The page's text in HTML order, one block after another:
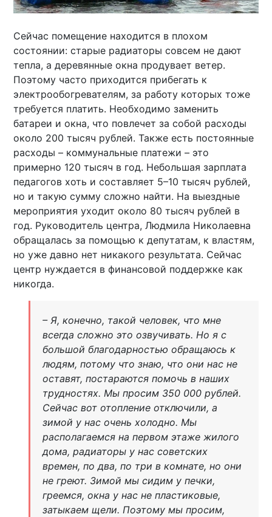
Сейчас помещение находится в плохом
состоянии: старые радиаторы совсем не дают
тепла, а деревянные окна продувает ветер.
Поэтому часто приходится прибегать к
электрообогревателям, за работу которых тоже
требуется платить. Необходимо заменить
батареи и окна, что повлечет за собой расходы
около 200 тысяч рублей. Также есть постоянные
расходы – коммунальные платежи – это
примерно 120 тысяч в год. Небольшая зарплата
педагогов хоть и составляет 5–10 тысяч рублей,
но и такую сумму сложно найти. На выездные
мероприятия уходит около 80 тысяч рублей в
год. Руководитель центра, Людмила Николаевна
обращалась за помощью к депутатам, к властям,
но уже давно нет никакого результата. Сейчас
центр нуждается в финансовой поддержке как
никогда.
– Я, конечно, такой человек, что мне
всегда сложно это озвучивать. Но я с
большой благодарностью обращаюсь к
людям, потому что знаю, что они нас не
оставят, постараются помочь в наших
трудностях. Мы просим 350 000 рублей.
Сейчас вот отопление отключили, а
зимой у нас очень холодно. Мы
располагаемся на первом этаже жилого
дома, радиаторы у нас советских
времен, по два, по три в комнате, но они
не греют. Зимой мы сидим у печки,
греемся, окна у нас не пластиковые,
затыкаем щели. Поэтому мы просим,